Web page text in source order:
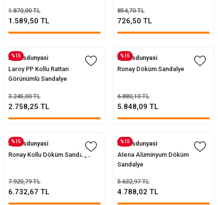
Sandalye
1.870,00 TL
1.589,50 TL
854,70 TL
726,50 TL
%15
Evofisdunyasi
Laroy PP Kollu Rattan
Görünümlü Sandalye
3.245,00 TL
2.758,25 TL
%15
Evofisdunyasi
Ronay Döküm Sandalye
6.880,10 TL
5.848,09 TL
%15
Evofisdunyasi
Ronay Kollu Döküm Sandalye
7.920,79 TL
6.732,67 TL
%15
Evofisdunyasi
Atena Alüminyum Döküm
Sandalye
5.632,97 TL
4.788,02 TL